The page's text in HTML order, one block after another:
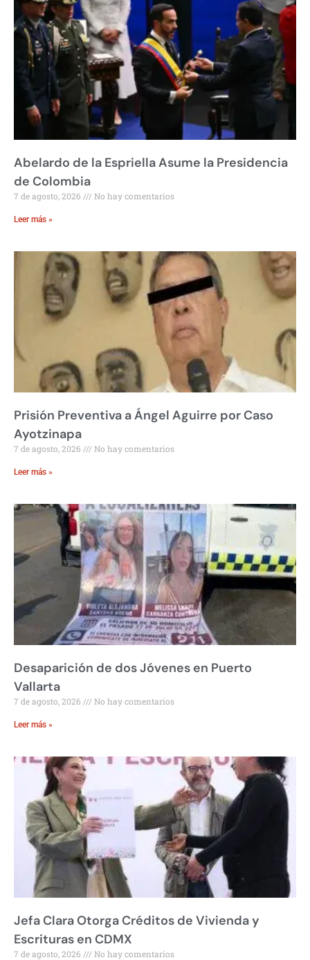
Abelardo de la Espriella Asume la Presidencia
de Colombia
7 de agosto, 2026 No hay comentarios
Leer más »
Prisión Preventiva a Ángel Aguirre por Caso
Ayotzinapa
7 de agosto, 2026 No hay comentarios
Leer más »
Desaparición de dos Jóvenes en Puerto
Vallarta
7 de agosto, 2026 No hay comentarios
Leer más »
Jefa Clara Otorga Créditos de Vivienda y
Escrituras en CDMX
7 de agosto, 2026 No hay comentarios